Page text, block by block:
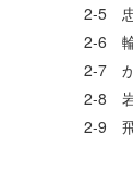
2-5 忠
2-6 輪
2-7
2-8 岩
2-9 飛